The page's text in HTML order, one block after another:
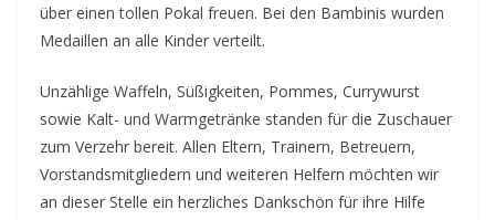
über einen tollen Pokal freuen. Bei den Bambinis wurden
Medaillen an alle Kinder verteilt.
Unzählige Waffeln, Süßigkeiten, Pommes, Currywurst
sowie Kalt- und Warmgetränke standen für die Zuschauer
zum Verzehr bereit. Allen Eltern, Trainern, Betreuern,
Vorstandsmitgliedern und weiteren Helfern möchten wir
an dieser Stelle ein herzliches Dankschön für ihre Hilfe